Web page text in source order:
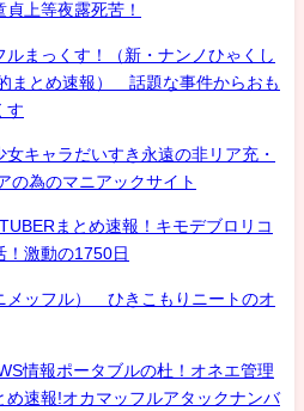
上等夜露死苦！
まっくす！（新・ナンノひゃくし
まとめ速報） 話題な事件からおも
す
キャラだいすき永遠の非リア充・
の為のマニアックサイト
まとめ速報！キモデブロリコ
！激動の1750日
メッフル） ひきこもりニートのオ
情報ポータブルの杜！オネエ管理
め速報!オカマッフルアタックナンバ